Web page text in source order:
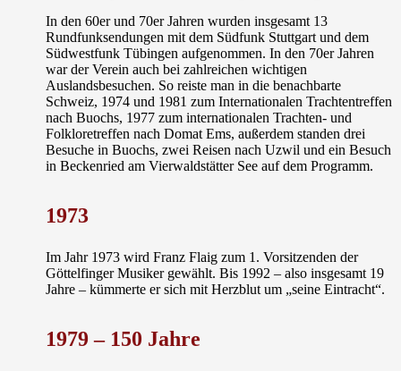
In den 60er und 70er Jahren wurden insgesamt 13
Rundfunksendungen mit dem Südfunk Stuttgart und dem
Südwestfunk Tübingen aufgenommen. In den 70er Jahren
war der Verein auch bei zahlreichen wichtigen
Auslandsbesuchen. So reiste man in die benachbarte
Schweiz, 1974 und 1981 zum Internationalen Trachtentreffen
nachBuochs, 1977 zum internationalen Trachten- und
Folkloretreffen nach Domat Ems, außerdem standen drei
Besuche in Buochs, zwei Reisen nach Uzwil und ein Besuch
in Beckenried am Vierwaldstätter See auf dem Programm.
1973
Im Jahr 1973 wird Franz Flaig zum 1. Vorsitzenden der
Göttelfinger Musiker gewählt. Bis 1992 – also insgesamt 19
Jahre – kümmerte er sich mit Herzblut um „seine Eintracht“.
1979 – 150 Jahre